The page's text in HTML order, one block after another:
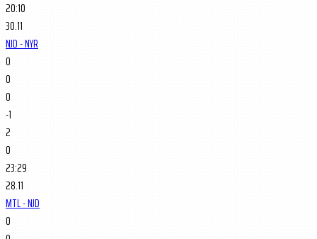
20:10
30.11
NJD - NYR
0
0
0
-1
2
0
23:29
28.11
MTL - NJD
0